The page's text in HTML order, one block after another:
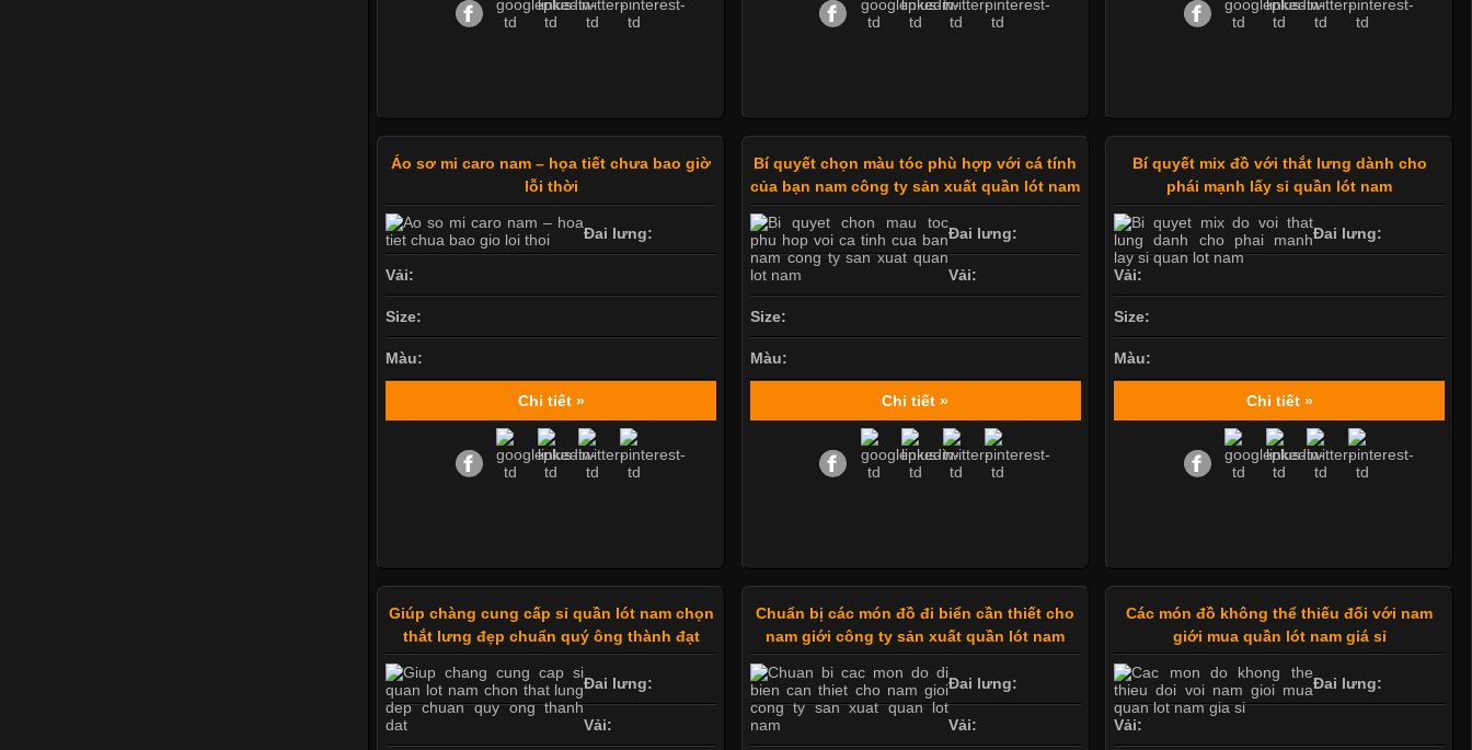
Áo sơ mi caro nam – họa tiết chưa bao giờ
lỗi thời
Đai lưng:
Vải:
Size:
Màu:
Chi tiết »
Bí quyết chọn màu tóc phù hợp với cá tính
của bạn nam công ty sản xuất quần lót nam
Đai lưng:
Vải:
Size:
Màu:
Chi tiết »
Bí quyết mix đồ với thắt lưng dành cho
phái mạnh lấy sỉ quần lót nam
Đai lưng:
Vải:
Size:
Màu:
Chi tiết »
Giúp chàng cung cấp sỉ quần lót nam chọn
thắt lưng đẹp chuẩn quý ông thành đạt
Đai lưng:
Vải:
Chuẩn bị các món đồ đi biển cần thiết cho
nam giới công ty sản xuất quần lót nam
Đai lưng:
Vải:
Các món đồ không thể thiếu đối với nam
giới mua quần lót nam giá sỉ
Đai lưng:
Vải: